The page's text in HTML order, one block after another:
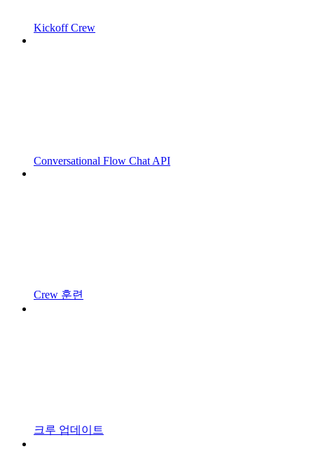
Kickoff Crew
Conversational Flow Chat API
Crew 훈련
크루 업데이트